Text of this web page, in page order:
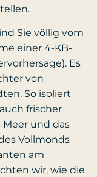
Sie völlig vom
einer 4-KB-
Es
von
So isoliert
frischer
Meer und das
Vollmonds
am
wir, wie die